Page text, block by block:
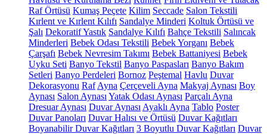
Raf Örtüsü Kumaş Peçete Kilim Seccade Salon Tekstili
Kırlent ve Kırlent Kılıfı Sandalye Minderi Koltuk Örtüsü ve
Şalı Dekoratif Yastık Sandalye Kılıfı Bahçe Tekstili Salıncak
Minderleri Bebek Odası Tekstili Bebek Yorganı Bebek
Çarşafı Bebek Nevresim Takımı Bebek Battaniyesi Bebek
Uyku Seti Banyo Tekstil Banyo Paspasları Banyo Bakım
Setleri Banyo Perdeleri Bornoz Peştemal Havlu Duvar
Dekorasyonu Raf Ayna Çerçeveli Ayna Makyaj Aynası Boy
Aynası Salon Aynası Yatak Odası Aynası Parçalı Ayna
Dresuar Aynası Duvar Aynası Ayaklı Ayna Tablo Poster
Duvar Panoları Duvar Halısı ve Örtüsü Duvar Kağıtları
Boyanabilir Duvar Kağıtları 3 Boyutlu Duvar Kağıtları Duvar